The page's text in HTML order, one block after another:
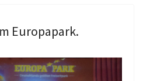
Europapark.